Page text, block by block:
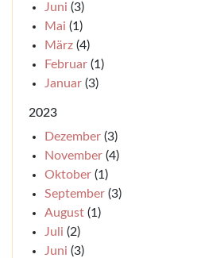
Juni (3)
Mai (1)
März (4)
Februar (1)
Januar (3)
2023
Dezember (3)
November (4)
Oktober (1)
September (3)
August (1)
Juli (2)
Juni (3)